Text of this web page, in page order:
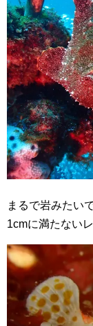
まるで岩みたい
1cmに満たない